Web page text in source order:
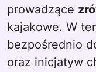
prowadzące
kajakowe. W
bezpośrednio
oraz inicjatyw